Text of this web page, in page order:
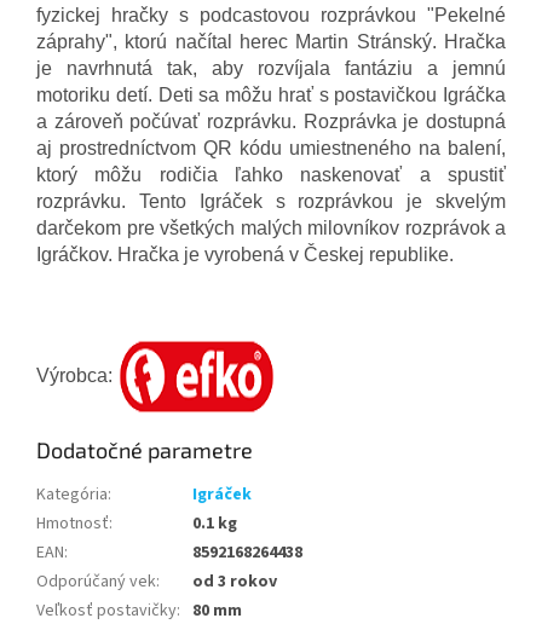
fyzickej hračky s podcastovou rozprávkou "Pekelné
záprahy", ktorú načítal herec Martin Stránský. Hračka
je navrhnutá tak, aby rozvíjala fantáziu a jemnú
motoriku detí. Deti sa môžu hrať s postavičkou Igráčka
a zároveň počúvať rozprávku. Rozprávka je dostupná
aj prostredníctvom QR kódu umiestneného na balení,
ktorý môžu rodičia ľahko naskenovať a spustiť
rozprávku. Tento Igráček s rozprávkou je skvelým
darčekom pre všetkých malých milovníkov rozprávok a
Igráčkov. Hračka je vyrobená v Českej republike.
Výrobca:
Dodatočné parametre
Kategória:
Igráček
Hmotnosť:
0.1 kg
EAN:
8592168264438
Odporúčaný vek:
od 3 rokov
Veľkosť postavičky: 80 mm